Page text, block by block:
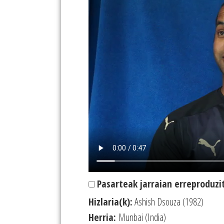
Pasarteak jarraian
Hizlaria(k):Ashish Dsouza (1982)
Herria: Munbai (India)